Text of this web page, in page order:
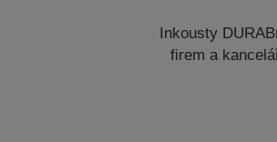
Inkousty
firem a